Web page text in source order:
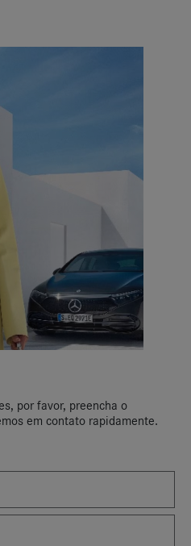
por favor, preencha o
em contato rapidamente.